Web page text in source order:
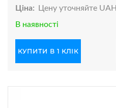
Ціна:
Цену уточняйте UAH
В наявності
КУПИТИ В 1 КЛІК